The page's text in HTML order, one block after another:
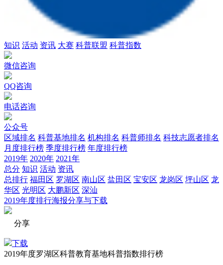
知识 活动 资讯 大赛 科普联盟 科普指数
微信咨询
QQ咨询
电话咨询
公众号
区域排名 科普基地排名 机构排名 科普师排名 科技志愿者排名
月度排行榜 季度排行榜 年度排行榜
2019年 2020年 2021年
总分 知识 活动 资讯
总排行 福田区 罗湖区 南山区 盐田区 宝安区 龙岗区 坪山区 龙
华区 光明区 大鹏新区 深汕
2019年度排行海报分享与下载
分享
下载
2019年度罗湖区科普教育基地科普指数排行榜